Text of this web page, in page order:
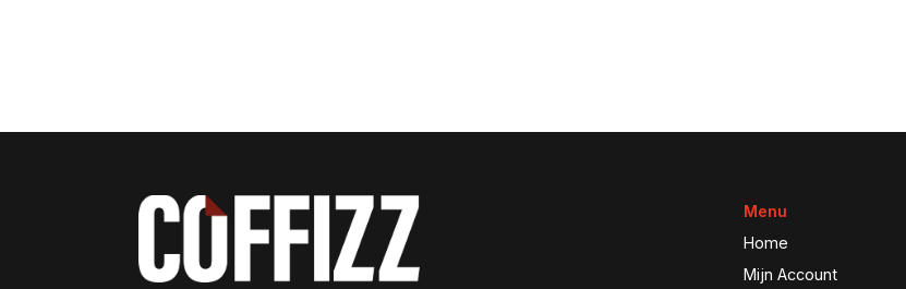
Menu
Home
Mijn Account